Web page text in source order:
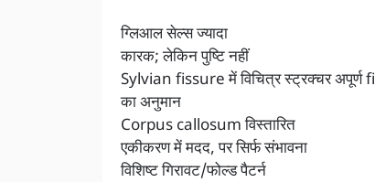
ग्लिआल सेल्स ज्यादा विशेषकर
कारक; लेकिन पुष्टि नहीं
Sylvian fissure में विचित्र स्ट्रक्चर
का अनुमान
Corpus callosum विस्तारित
एकीकरण में मदद, पर सिर्फ संभावना
विशिष्ट गिरावट/फोल्ड पैटर्न